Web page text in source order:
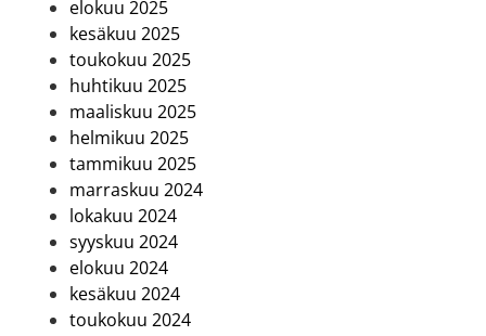
elokuu 2025
kesäkuu 2025
toukokuu 2025
huhtikuu 2025
maaliskuu 2025
helmikuu 2025
tammikuu 2025
marraskuu 2024
lokakuu 2024
syyskuu 2024
elokuu 2024
kesäkuu 2024
toukokuu 2024